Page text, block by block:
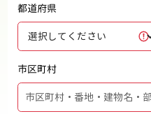
都道府県
市区町村